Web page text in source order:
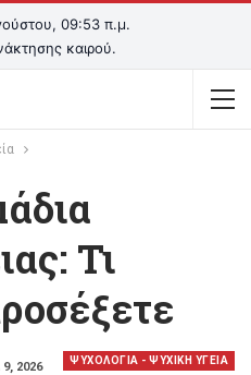
09:53 π.μ.
καιρού.
Τι
ΨΥΧΟΛΟΓΙΑ - ΨΥΧΙΚΗ ΥΓΕΙΑ
9, 2026